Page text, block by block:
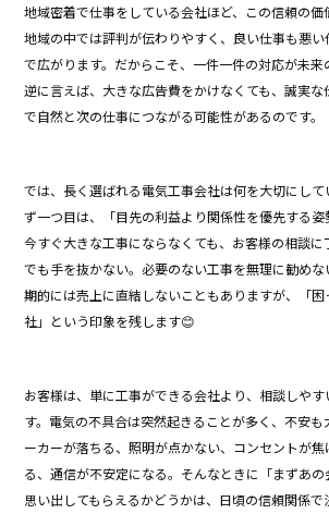
地域密着で仕事をしている会社ほど、この信頼の価
地域の中では評判が伝わりやすく、良い仕事も悪
で広がります。だからこそ、一件一件の対応が未来
逆に言えば、大きな広告費をかけなくても、誠実な
で自然と次の仕事につながる可能性があるのです。
では、長く選ばれる電気工事会社は何を大切にし
ず一つ目は、「目先の利益より関係性を優先する姿
今すぐ大きな工事にならなくても、お客様の相談
でも手を抜かない。必要のない工事を無理に勧め
期的には売上に直結しないこともありますが、「
社」という印象を残します😊
お客様は、単に工事ができる会社より、相談しやす
す。電気の不具合は突然起きることが多く、不安も
ーカーが落ちる、照明が点かない、コンセントが
る、通信が不安定になる。そんなときに「まずあ
思い出してもらえるかどうかは、日頃の信頼関係で